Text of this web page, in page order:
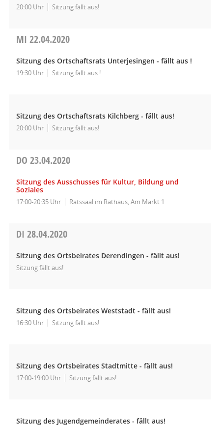
20:00 Uhr Sitzung fällt aus!
MI 22.04.2020
Sitzung des Ortschaftsrats Unterjesingen - fällt aus !
19:30 Uhr Sitzung fällt aus !
Sitzung des Ortschaftsrats Kilchberg - fällt aus!
20:00 Uhr Sitzung fällt aus!
DO 23.04.2020
Sitzung des Ausschusses für Kultur, Bildung und
Soziales
17:00-20:35 Uhr Ratssaal im Rathaus, Am Markt 1
DI 28.04.2020
Sitzung des Ortsbeirates Derendingen - fällt aus!
Sitzung fällt aus!
Sitzung des Ortsbeirates Weststadt - fällt aus!
16:30 Uhr Sitzung fällt aus!
Sitzung des Ortsbeirates Stadtmitte - fällt aus!
17:00-19:00 Uhr Sitzung fällt aus!
Sitzung des Jugendgemeinderates - fällt aus!